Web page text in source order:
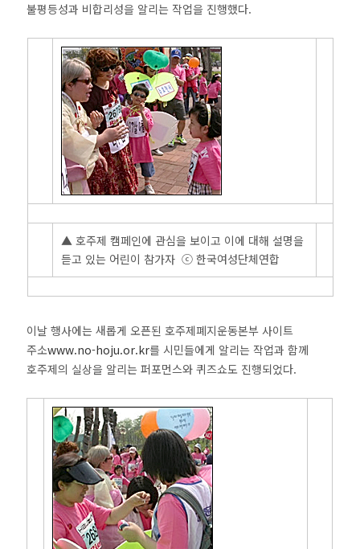
불평등성과 비합리성을 알리는 작업을 진행했다.
▲ 호주제 캠페인에 관심을 보이고 이에 대해 설명을
듣고 있는 어린이 참가자 ⓒ 한국여성단체연합
이날 행사에는 새롭게 오픈된 호주제폐지운동본부 사이트
주소www.no-hoju.or.kr를 시민들에게 알리는 작업과 함께
호주제의 실상을 알리는 퍼포먼스와 퀴즈쇼도 진행되었다.